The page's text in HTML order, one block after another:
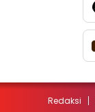
Redaksi